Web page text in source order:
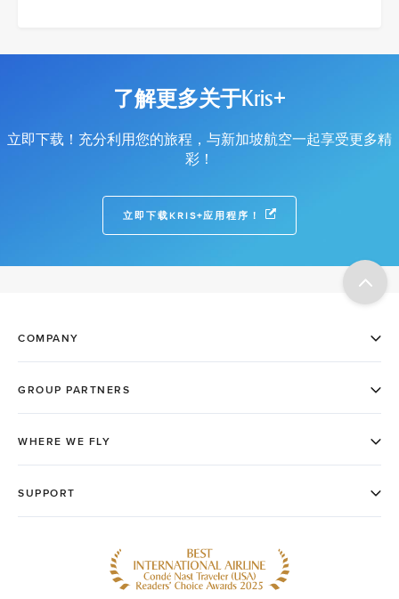
了解更多关于Kris+
立即下载！充分利用您的旅程，与新加坡航空一起享受更多精
彩！
立即下载KRIS+应用程序！